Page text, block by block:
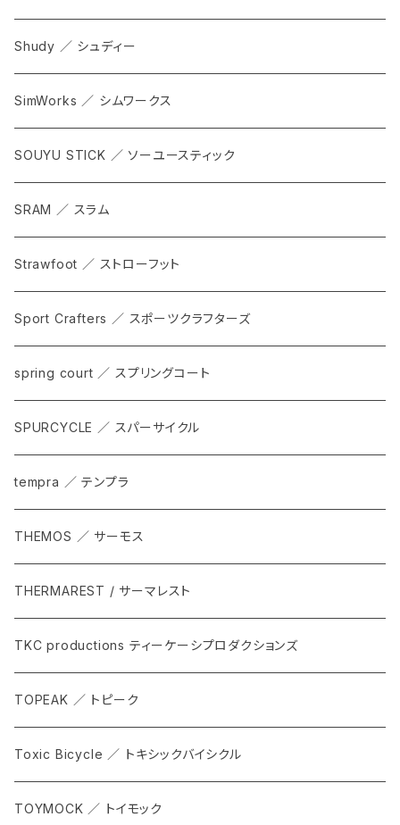
Shudy ／ シュディー
SimWorks ／ シムワークス
SOUYU STICK ／ ソーユースティック
SRAM ／ スラム
Strawfoot ／ ストローフット
Sport Crafters ／ スポーツクラフターズ
spring court ／ スプリングコート
SPURCYCLE ／ スパーサイクル
tempra ／ テンプラ
THEMOS ／ サーモス
THERMAREST / サーマレスト
TKC productions ティーケーシプロダクションズ
TOPEAK ／ トピーク
Toxic Bicycle ／ トキシックバイシクル
TOYMOCK ／ トイモック